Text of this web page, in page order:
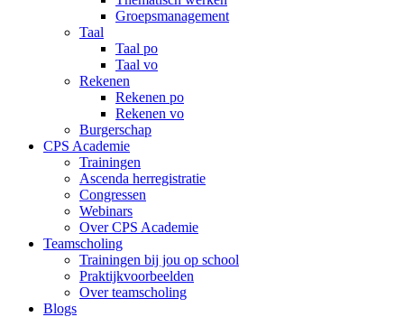
Groepsmanagement
Taal
Taal po
Taal vo
Rekenen
Rekenen po
Rekenen vo
Burgerschap
CPS Academie
Trainingen
Ascenda herregistratie
Congressen
Webinars
Over CPS Academie
Teamscholing
Trainingen bij jou op school
Praktijkvoorbeelden
Over teamscholing
Blogs